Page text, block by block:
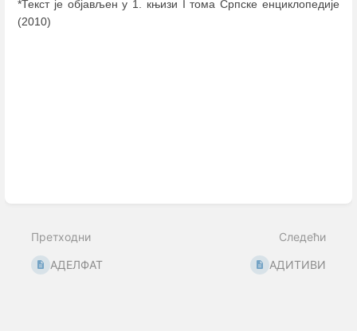
*Текст је објављен у 1. књизи I тома Српске енциклопедије
(2010)
Претходни
АДЕЛФАТ
Следећи
АДИТИВИ